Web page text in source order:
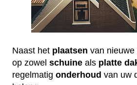
Naast het plaatsen van nieuwe
op zowel schuine als platte
regelmatig onderhoud van uw